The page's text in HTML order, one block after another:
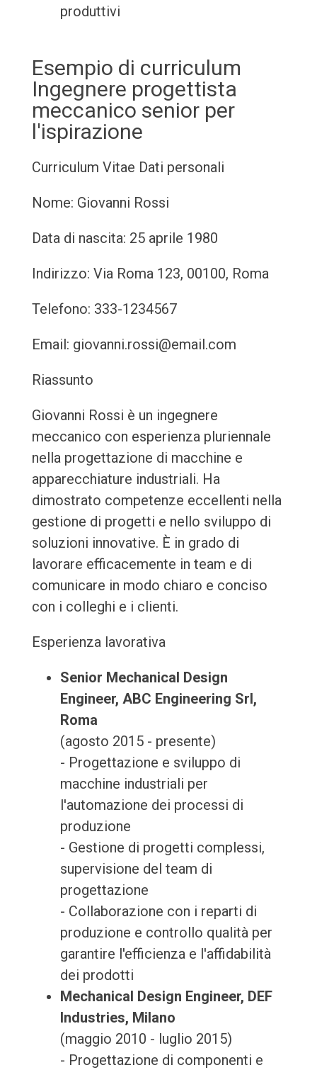
produttivi
Esempio di curriculum
Ingegnere progettista
meccanico senior per
l'ispirazione
Curriculum Vitae Dati personali
Nome: Giovanni Rossi
Data di nascita: 25 aprile 1980
Indirizzo: Via Roma 123, 00100, Roma
Telefono: 333-1234567
Email: giovanni.rossi@email.com
Riassunto
Giovanni Rossi è un ingegnere
meccanico con esperienza pluriennale
nella progettazione di macchine e
apparecchiature industriali. Ha
dimostrato competenze eccellenti nella
gestione di progetti e nello sviluppo di
soluzioni innovative. È in grado di
lavorare efficacemente in team e di
comunicare in modo chiaro e conciso
con i colleghi e i clienti.
Esperienza lavorativa
Senior Mechanical Design
Engineer, ABC Engineering Srl,
Roma
(agosto 2015 - presente)
- Progettazione e sviluppo di
macchine industriali per
l'automazione dei processi di
produzione
- Gestione di progetti complessi,
supervisione del team di
progettazione
- Collaborazione con i reparti di
produzione e controllo qualità per
garantire l'efficienza e l'affidabilità
dei prodotti
Mechanical Design Engineer, DEF
Industries, Milano
(maggio 2010 - luglio 2015)
- Progettazione di componenti e